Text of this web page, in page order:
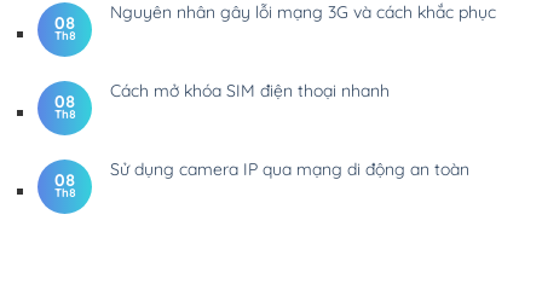
08
Th8
Nguyên nhân gây lỗi mạng 3G và cách khắc phục
08
Th8
Cách mở khóa SIM điện thoại nhanh
08
Th8
Sử dụng camera IP qua mạng di động an toàn